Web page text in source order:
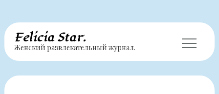
Перейти
содержимому
Felicia Star.
Женский развлекательный журнал.